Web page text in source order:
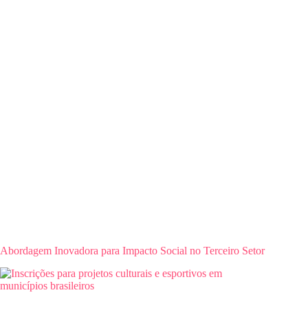
Abordagem Inovadora para Impacto Social no Terceiro Setor